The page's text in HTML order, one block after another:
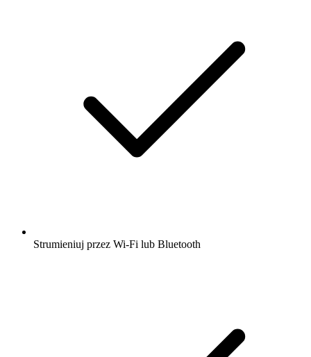
Strumieniuj przez Wi-Fi lub Bluetooth